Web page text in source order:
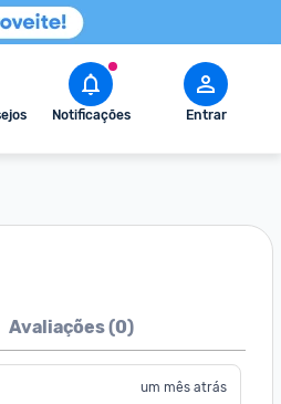
Notificações Entrar
Avaliações (0)
um mês atrás